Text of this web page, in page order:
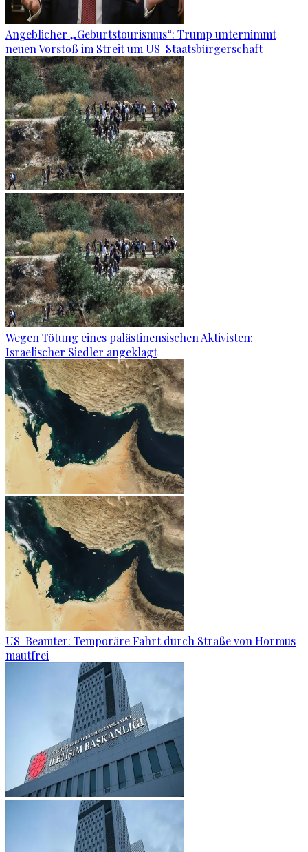
Angeblicher „Geburtstourismus“: Trump unternimmt
neuen Vorstoß im Streit um US-Staatsbürgerschaft
Wegen Tötung eines palästinensischen Aktivisten:
Israelischer Siedler angeklagt
US-Beamter: Temporäre Fahrt durch Straße von Hormus
mautfrei